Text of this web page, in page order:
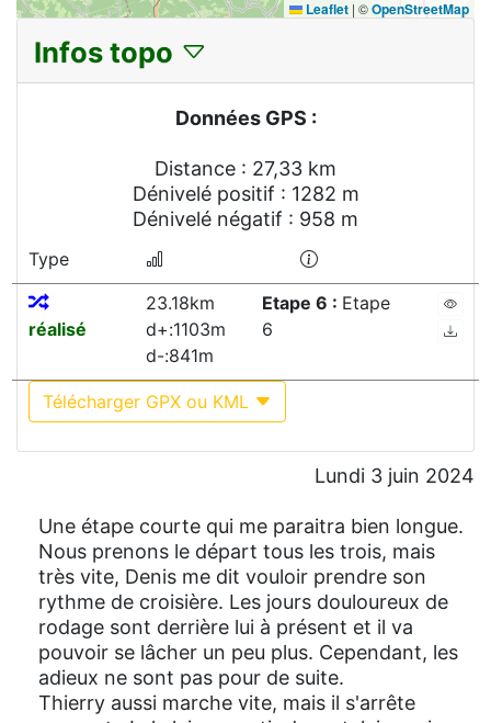
Leaflet | ©OpenStreetMap
Infos topo
Données GPS :
Distance : 27,33 km
Dénivelé positif : 1282 m
Dénivelé négatif : 958 m
Type
réalisé
23.18km
d+:1103m
d-:841m
Etape 6 : Etape
6
Télécharger GPX ou KML
Lundi 3 juin 2024
Une étape courte qui me paraitra bien longue.
Nous prenons le départ tous les trois, mais
très vite, Denis me dit vouloir prendre son
rythme de croisière. Les jours douloureux de
rodage sont derrière lui à présent et il va
pouvoir se lâcher un peu plus. Cependant, les
adieux ne sont pas pour de suite.
Thierry aussi marche vite, mais il s'arrête